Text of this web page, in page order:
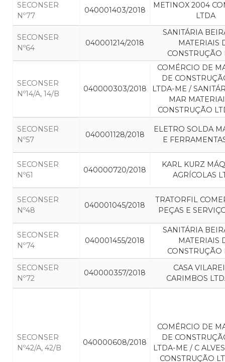
SECONSER
Nº77
040001403/2018
METINOX 2004
LTDA
SECONSER
Nº64
040001214/2018
SANITÁRIA
MATERIAIS
CONSTRUÇÃO
SECONSER
Nº14/A, 14/B
040000303/2018
COMÉRCIO DE
DE
LTDA-ME /
MAR
CONSTRUÇÃO
SECONSER
Nº57
040001128/2018
ELETRO SOLDA
E
SECONSER
Nº61
040000720/2018
KARL KURZ
AGRÍCOLAS
SECONSER
Nº48
040001045/2018
TRATORFIL
PEÇAS E
SECONSER
Nº74
040001455/2018
SANITÁRIA
MATERIAIS
CONSTRUÇÃO
SECONSER
Nº72
040000357/2018
CASA
CARIMBOS
SECONSER
Nº42/A, 42/B
040000608/2018
COMÉRCIO DE
DE
LTDA-ME / C
CONSTRUÇÃO